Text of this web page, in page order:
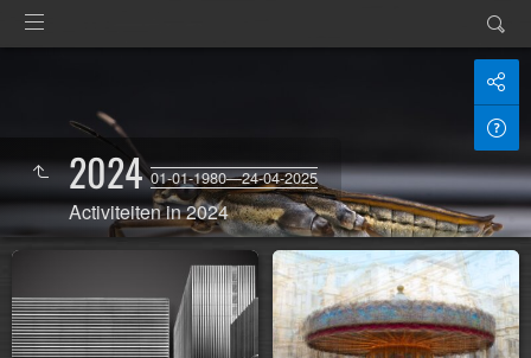
202401-01-1980—24-04-2025
Activiteiten in 2024